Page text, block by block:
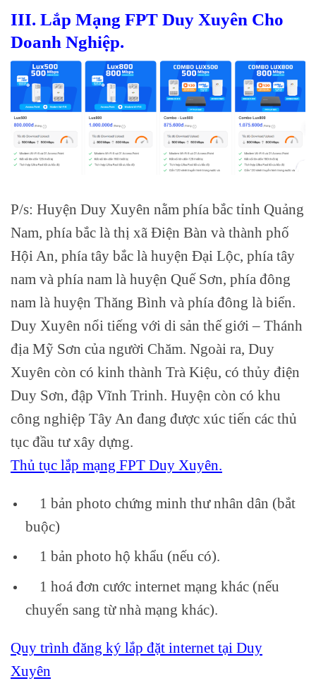
III. Lắp Mạng FPT Duy Xuyên Cho
Doanh Nghiệp.
P/s: Huyện Duy Xuyên nằm phía bắc tỉnh Quảng
Nam, phía bắc là thị xã Điện Bàn và thành phố
Hội An, phía tây bắc là huyện Đại Lộc, phía tây
nam và phía nam là huyện Quế Sơn, phía đông
nam là huyện Thăng Bình và phía đông là biển.
Duy Xuyên nổi tiếng với di sản thế giới – Thánh
địa Mỹ Sơn của người Chăm. Ngoài ra, Duy
Xuyên còn có kinh thành Trà Kiệu, có thủy điện
Duy Sơn, đập Vĩnh Trinh. Huyện còn có khu
công nghiệp Tây An đang được xúc tiến các thủ
tục đầu tư xây dựng.
Thủ tục lắp mạng FPT Duy Xuyên.
1 bản photo chứng minh thư nhân dân (bắt
buộc)
1 bản photo hộ khẩu (nếu có).
1 hoá đơn cước internet mạng khác (nếu
chuyển sang từ nhà mạng khác).
Quy trình đăng ký lắp đặt internet tại Duy
Xuyên